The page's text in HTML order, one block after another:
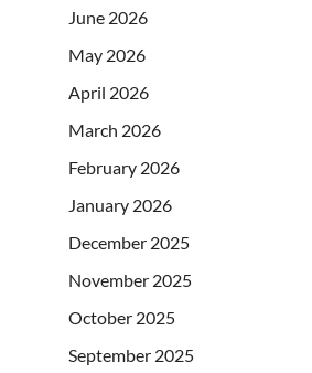
June 2026
May 2026
April 2026
March 2026
February 2026
January 2026
December 2025
November 2025
October 2025
September 2025